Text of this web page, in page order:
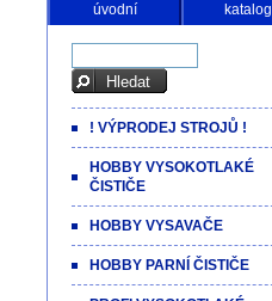
úvodní katalog
! VÝPRODEJ STROJŮ !
HOBBY VYSOKOTLAKÉ
ČISTIČE
HOBBY VYSAVAČE
HOBBY PARNÍ ČISTIČE